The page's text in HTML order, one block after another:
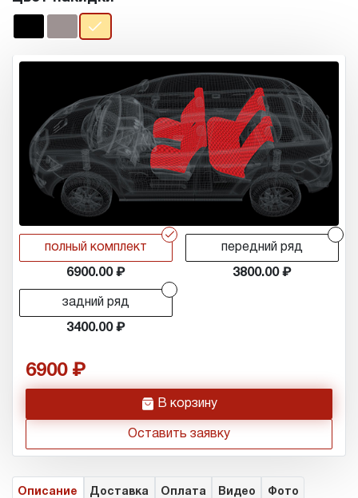
r
полный комплект
6900.00
передний ряд
3800.00
задний ряд
3400.00
6900
h В корзину
Оставить заявку
Описание Доставка Оплата Видео Фото